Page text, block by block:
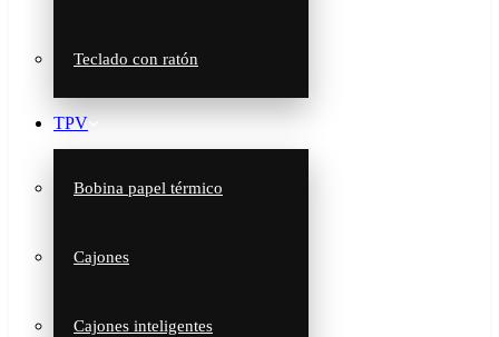
Teclado con ratón
TPV
Bobina papel térmico
Cajones
Cajones inteligentes